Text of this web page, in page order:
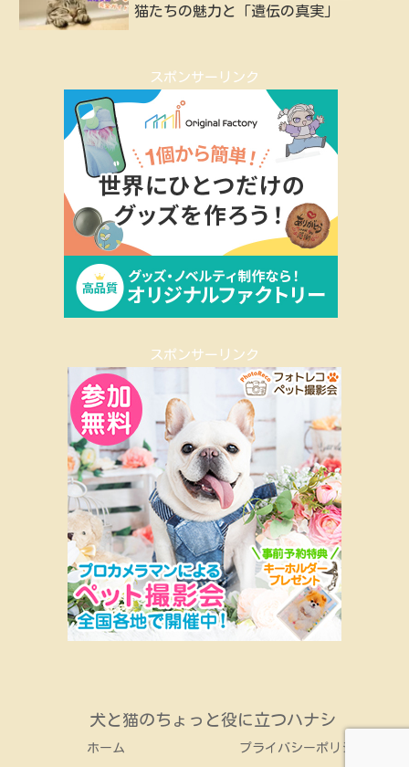
猫たちの魅力と「遺伝の真実」
スポンサーリンク
スポンサーリンク
犬と猫のちょっと役に立つハナシ
ホーム プライバシーポリシー